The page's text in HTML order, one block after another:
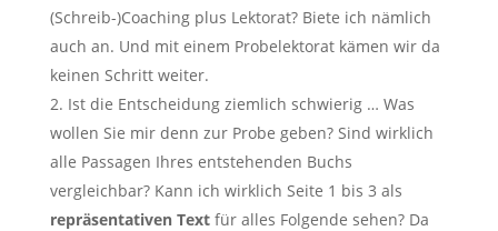
(Schreib-)Coaching plus Lektorat? Biete ich nämlich
auch an. Und mit einem Probelektorat kämen wir da
keinen Schritt weiter.
Ist die Entscheidung ziemlich schwierig … Was
wollen Sie mir denn zur Probe geben? Sind wirklich
alle Passagen Ihres entstehenden Buchs
vergleichbar? Kann ich wirklich Seite 1 bis 3 als
repräsentativen Textfür alles Folgende sehen? Da